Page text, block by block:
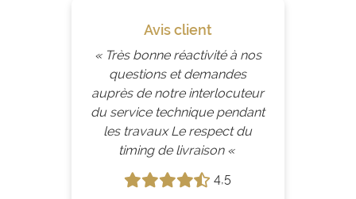
Avis client
« Très bonne réactivité à nos
questions et demandes
auprès de notre interlocuteur
du service technique pendant
les travaux Le respect du
timing de livraison «
4,5